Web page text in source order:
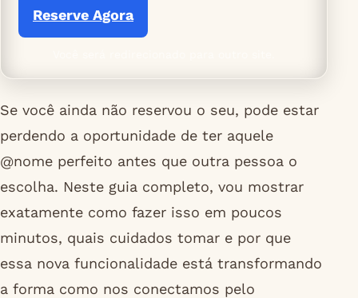
Reserve Agora
Se você ainda não reservou o seu, pode estar
perdendo a oportunidade de ter aquele
@nome perfeito antes que outra pessoa o
escolha. Neste guia completo, vou mostrar
exatamente como fazer isso em poucos
minutos, quais cuidados tomar e por que
essa nova funcionalidade está transformando
a forma como nos conectamos pelo